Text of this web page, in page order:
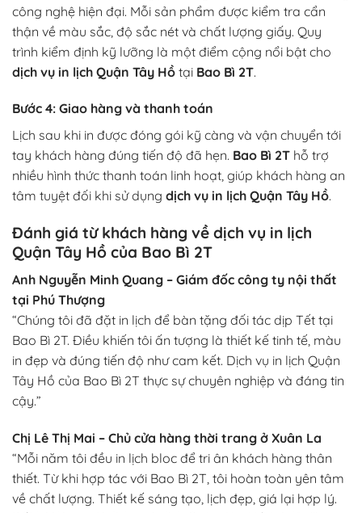
công nghệ hiện đại. Mỗi sản phẩm được kiểm tra cẩn
thận về màu sắc, độ sắc nét và chất lượng giấy. Quy
trình kiểm định kỹ lưỡng là một điểm cộng nổi bật cho
dịch vụ in lịch Quận Tây Hồ tại Bao Bì 2T.
Bước 4: Giao hàng và thanh toán
Lịch sau khi in được đóng gói kỹ càng và vận chuyển tới
tay khách hàng đúng tiến độ đã hẹn. Bao Bì 2T hỗ trợ
nhiều hình thức thanh toán linh hoạt, giúp khách hàng an
tâm tuyệt đối khi sử dụng dịch vụ in lịch Quận Tây Hồ.
Đánh giá từ khách hàng về dịch vụ in lịch
Quận Tây Hồ của Bao Bì 2T
Anh Nguyễn Minh Quang – Giám đốc công ty nội thất
tại Phú Thượng
“Chúng tôi đã đặt in lịch để bàn tặng đối tác dịp Tết tại
Bao Bì 2T. Điều khiến tôi ấn tượng là thiết kế tinh tế, màu
in đẹp và đúng tiến độ như cam kết. Dịch vụ in lịch Quận
Tây Hồ của Bao Bì 2T thực sự chuyên nghiệp và đáng tin
cậy.”
Chị Lê Thị Mai – Chủ cửa hàng thời trang ở Xuân La
“Mỗi năm tôi đều in lịch bloc để tri ân khách hàng thân
thiết. Từ khi hợp tác với Bao Bì 2T, tôi hoàn toàn yên tâm
về chất lượng. Thiết kế sáng tạo, lịch đẹp, giá lại hợp lý.